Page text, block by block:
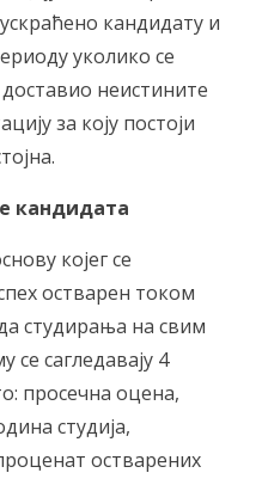
кандидату и
уколико се
неистините
за коју постоји
кандидата
којег се
остварен током
студирања на свим
се сагледавају 4
просечна оцена,
студија,
остварених